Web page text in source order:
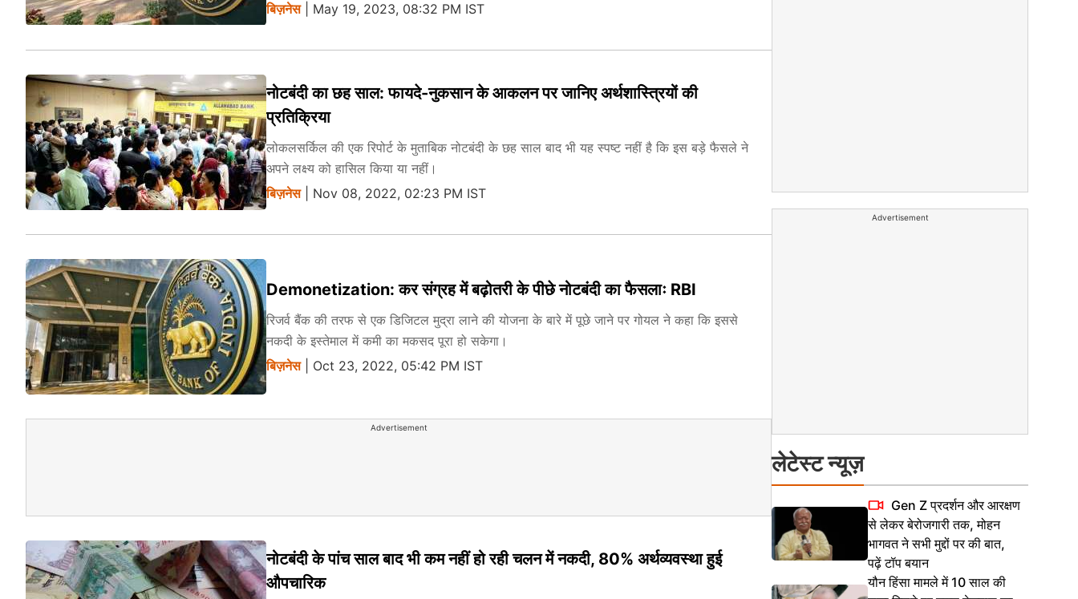
बिज़नेस| May 19, 2023, 08:32 PM IST
नोटबंदी का छह साल: फायदे-नुकसान के आकलन पर जानिए अर्थशास्त्रियों की
प्रतिक्रिया
लोकलसर्किल की एक रिपोर्ट के मुताबिक नोटबंदी के छह साल बाद भी यह स्पष्ट नहीं है कि इस बड़े फैसले ने
अपने लक्ष्य को हासिल किया या नहीं।
बिज़नेस| Nov 08, 2022, 02:23 PM IST
Demonetization: कर संग्रह में बढ़ोतरी के पीछे नोटबंदी का फैसलाः RBI
रिजर्व बैंक की तरफ से एक डिजिटल मुद्रा लाने की योजना के बारे में पूछे जाने पर गोयल ने कहा कि इससे
नकदी के इस्तेमाल में कमी का मकसद पूरा हो सकेगा।
बिज़नेस| Oct 23, 2022, 05:42 PM IST
Advertisement
नोटबंदी के पांच साल बाद भी कम नहीं हो रही चलन में नकदी, 80% अर्थव्‍यवस्‍था हुई
औपचारिक
Advertisement
लेटेस्ट न्यूज़
Gen Z प्रदर्शन और आरक्षण
से लेकर बेरोजगारी तक, मोहन
भागवत ने सभी मुद्दों पर की बात,
पढ़ें टॉप बयान
यौन हिंसा मामले में 10 साल की